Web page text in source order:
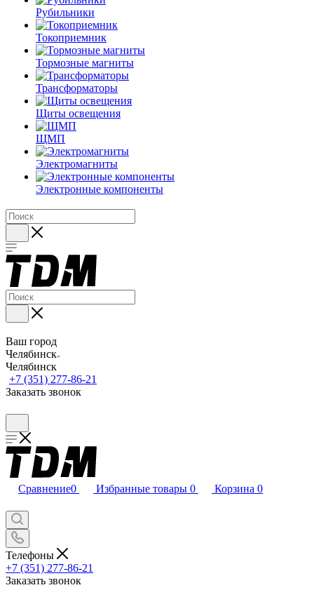
Рубильники
Токоприемник
Тормозные магниты
Трансформаторы
Щиты освещения
ЩМП
Электромагниты
Электронные компоненты
Ваш город
Челябинск
Челябинск
+7 (351) 277-86-21
Заказать звонок
Сравнение0 Избранные товары 0 Корзина 0
Телефоны
+7 (351) 277-86-21
Заказать звонок